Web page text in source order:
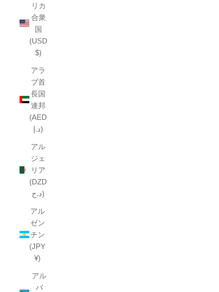
リカ
合衆
国
(USD
$)
アラ
ブ首
長国
連邦
(AED
د.إ)
アル
ジェ
リア
(DZD
د.ج)
アル
ゼン
チン
(JPY
¥)
アル
バ